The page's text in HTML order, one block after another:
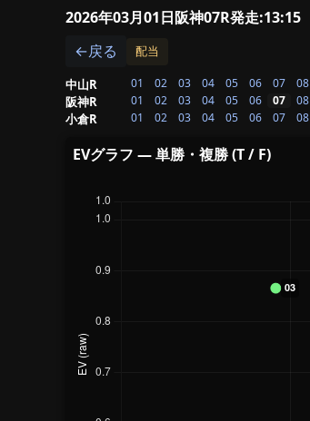
2026年03月01日阪神07R発走:13:15
←戻る
配当
中山R 01 02 03 04 05 06 07 08
阪神R 01 02 03 04 05 06 07 08
小倉R 01 02 03 04 05 06 07 08
EVグラフ — 単勝・複勝 (T / F)